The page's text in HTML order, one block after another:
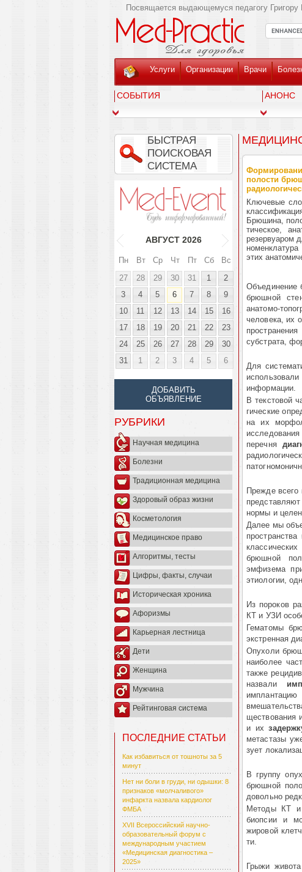
Посвящается выдающемуся педагогу Григору
Услуги Организации Врачи
СОБЫТИЯ АНОНС
БЫСТРАЯ
ПОИСКОВАЯ
СИСТЕМА
АВГУСТ 2026
Пн Вт Ср Чт Пт Сб
Вс
27
28 29 30 31 1
2
3
4 5 6 7 8
9
10
11 12 13 14 15
16
17
18 19 20 21 22
23
24
25 26 27 28 29
30
31
1 2 3 4 5 6
ДОБАВИТЬ
ОБЪЯВЛЕНИЕ
РУБРИКИ
Научная медицина
Болезни
Традиционная медицина
Здоровый образ жизни
Косметология
Медицинское право
Алгоритмы, тесты
Цифры, факты, случаи
Историческая хроника
Афоризмы
Карьерная лестница
Дети
Женщина
Мужчина
Рейтинговая система
ПОСЛЕДНИЕ СТАТЬИ
Как избавиться от тошноты за 5
минут
Нет ни боли в груди, ни одышки: 8
признаков «молчаливого»
инфаркта назвала кардиолог
ФМБА
XVII Всероссийский научно-
образовательный форум с
международным участием
«Медицинская диагностика –
2025»
полости
Ключевые
Брюшина,
тическое,
резервуаром
этих
Объединение
брюшной
анатомо-
человека, их
субстрата,
Для
информации.
В текстовой
ги­ческие
на их
перечня
Прежде всего
нормы и
Далее мы
брюшной
эмфизема
этиологии,
Из пороков
КТ и УЗИ
Гематомы
экстренная
Опухоли
наиболее
также
назвали
имплантацию
щест­во­ва­ния
и их
метастазы
зует
В группу
брюшной
довольно
Методы КТ и
биопсии и
жировой
ти.
Грыжи